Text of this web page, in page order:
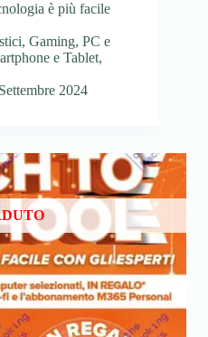
è più facile
, Gaming, PC e
e Tablet,
2024